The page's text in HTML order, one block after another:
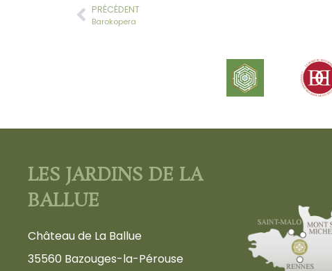
PRÉCÉDENT
Barokopera
LES JARDINS DE LA
BALLUE
Château de La Ballue
35560 Bazouges-la-Pérouse